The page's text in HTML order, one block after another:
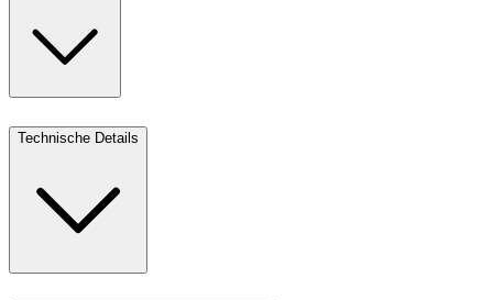
Technische Details